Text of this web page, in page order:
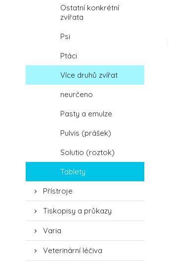
Ostatní konkrétní
zvířata
Psi
Ptáci
Více druhů zvířat
neurčeno
Pasty a emulze
Pulvis (prášek)
Solutio (roztok)
Tablety
Přístroje
Tiskopisy a průkazy
Varia
Veterinární léčiva